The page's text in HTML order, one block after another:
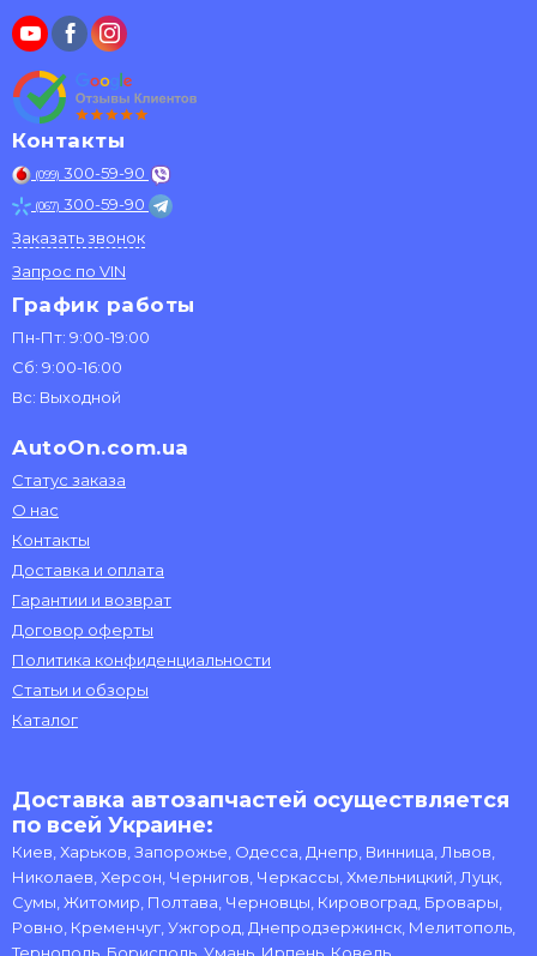
Контакты
(099) 300-59-90
(067) 300-59-90
Заказать звонок
Запрос по VIN
График работы
Пн-Пт: 9:00-19:00
Сб: 9:00-16:00
Вс: Выходной
AutoOn.com.ua
Статус заказа
О нас
Контакты
Доставка и оплата
Гарантии и возврат
Договор оферты
Политика конфиденциальности
Статьи и обзоры
Каталог
Доставка автозапчастей осуществляется
по всей Украине:
Киев, Харьков, Запорожье, Одесса, Днепр, Винница, Львов,
Николаев, Херсон, Чернигов, Черкассы, Хмельницкий, Луцк,
Сумы, Житомир, Полтава, Черновцы, Кировоград, Бровары,
Ровно, Кременчуг, Ужгород, Днепродзержинск, Мелитополь,